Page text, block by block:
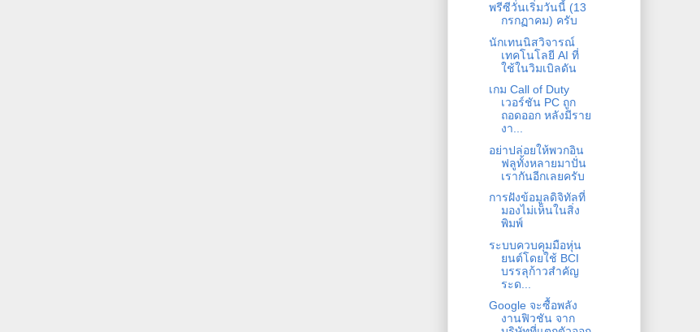
พรีซีวั่นเริ่มวันนี้ (13
กรกฏาคม) ครับ
นักเทนนิสวิจารณ์
เทคโนโลยี AI ที่
ใช้ในวิมเบิลดัน
เกม Call of Duty
เวอร์ชัน PC ถูก
ถอดออก หลังมีราย
งา...
อย่าปล่อยให้พวกอิน
ฟลูทั้งหลายมาปั่น
เรากันอีกเลยครับ
การฝังข้อมูลดิจิทัลที่
มองไม่เห็นในสิ่ง
พิมพ์
ระบบควบคุมมือหุ่น
ยนต์โดยใช้ BCI
บรรลุก้าวสำคัญ
ระด...
Google จะซื้อพลัง
งานฟิวชัน จาก